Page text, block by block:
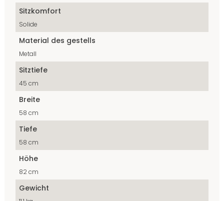
Sitzkomfort
Solide
Material des gestells
Metall
Sitztiefe
45 cm
Breite
58 cm
Tiefe
58 cm
Höhe
82 cm
Gewicht